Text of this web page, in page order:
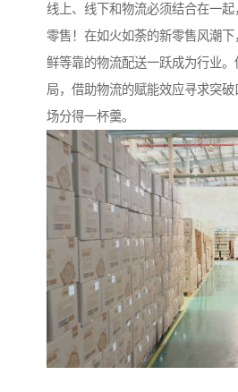
线上、线下和物流必须结合在一
零售！在如火如荼的新零售风潮
鲜等靠的物流配送一跃成为行业
局，借助物流的赋能效应寻求突
场分得一杯羹。